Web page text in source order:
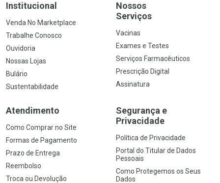
Institucional
Venda No Marketplace
Trabalhe Conosco
Ouvidoria
Nossas Lojas
Bulário
Sustentabilidade
Nossos
Serviços
Vacinas
Exames e Testes
Serviços Farmacêuticos
Prescrição Digital
Assinatura
Atendimento
Como Comprar no Site
Formas de Pagamento
Prazo de Entrega
Reembolso
Troca ou Devolução
Segurança e
Privacidade
Política de Privacidade
Portal do Titular de Dados
Pessoais
Como Protegemos os Seus
Dados